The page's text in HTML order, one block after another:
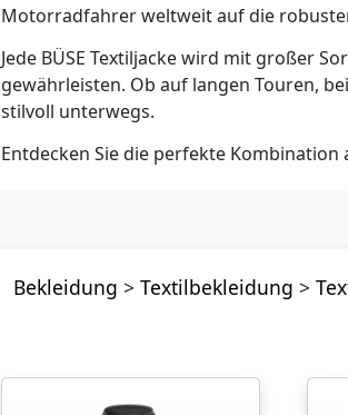
Motorradfahrer weltweit auf die
Jede BÜSE Textiljacke wird mit großer
gewährleisten. Ob auf langen Touren,
stilvoll unterwegs.
Entdecken Sie die perfekte
Bekleidung > Textilbekleidung >